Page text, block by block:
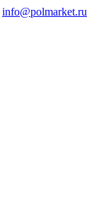
info@polmarket.ru